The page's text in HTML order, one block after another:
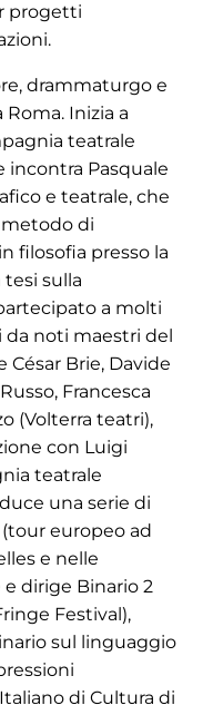
progetti
drammaturgo e
Inizia a
teatrale
incontra Pasquale
e teatrale, che
di
filosofia presso la
sulla
a molti
noti maestri del
Brie, Davide
Francesca
(Volterra teatri),
con Luigi
teatrale
una serie di
europeo ad
e nelle
e dirige Binario 2
Festival),
sul linguaggio
di Cultura di